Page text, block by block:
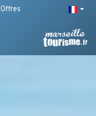
Offres